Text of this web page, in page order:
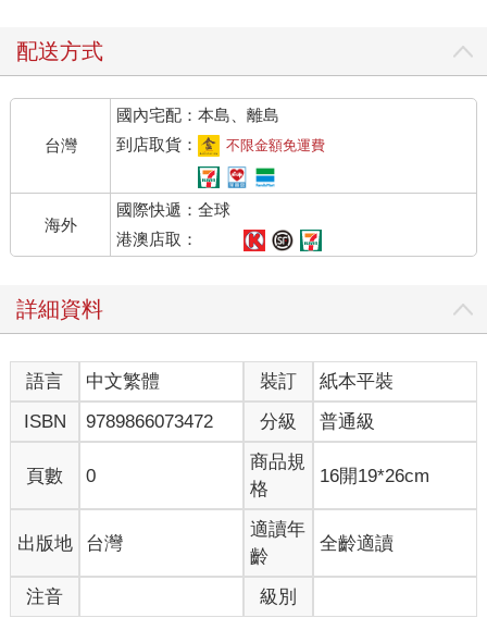
配送方式
台灣
國內宅配：本島、離島
到店取貨：
不限金額免運費
海外
國際快遞：全球
港澳店取：
詳細資料
語言 中文繁體 裝訂
紙本平裝
ISBN
9789866073472 分級 普通級
頁數 0
商品規
格
16開19*26cm
出版地 台灣
適讀年
齡
全齡適讀
注音 級別